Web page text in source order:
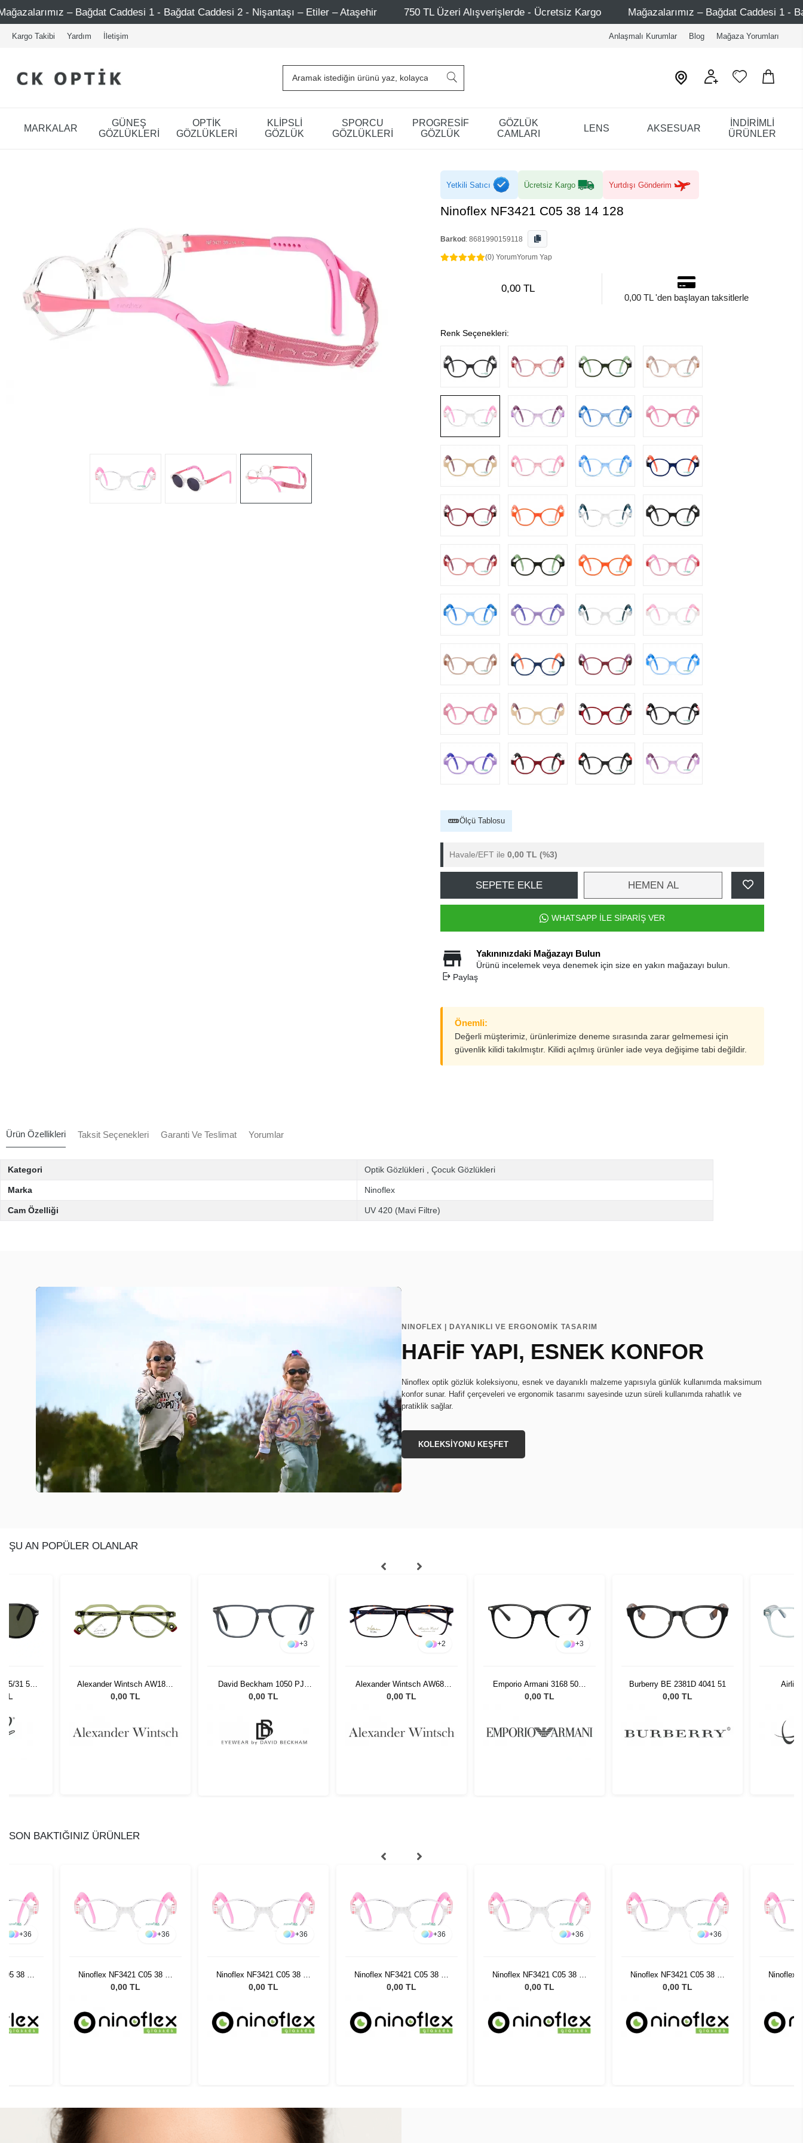
1 - Bağdat Caddesi 2 - Nişantaşı – Etiler – Ataşehir 750 TL Üzeri Alışverişlerde - Ücretsiz Kargo Mağazalarımız – Bağdat Caddesi 1 - Bağdat Caddesi 2 -
Kargo Takibi Yardım İletişim Anlaşmalı Kurumlar Blog Mağaza Yorumları
MARKALAR
GÜNEŞ
GÖZLÜKLERİ
OPTİK
GÖZLÜKLERİ
KLİPSLİ
GÖZLÜK
SPORCU
GÖZLÜKLERİ
PROGRESİF
GÖZLÜK
GÖZLÜK
CAMLARI
LENS AKSESUAR
İNDİRİMLİ
ÜRÜNLER
Yetkili Satıcı Ücretsiz Kargo Yurtdışı Gönderim
Ninoflex NF3421 C05 38 14 128
Barkod : 8681990159118
(0) YorumYorum Yap
0,00 TL
0,00 TL 'den başlayan taksitlerle
Renk Seçenekleri:
Ölçü Tablosu
Havale/EFT ile 0,00 TL (%3)
SEPETE EKLE HEMEN AL
WHATSAPP İLE SİPARİŞ VER
Yakınınızdaki Mağazayı Bulun
Ürünü incelemek veya denemek için size en yakın mağazayı bulun.
Paylaş
Önemli:
Değerli müşterimiz, ürünlerimize deneme sırasında zarar gelmemesi için
güvenlik kilidi takılmıştır. Kilidi açılmış ürünler iade veya değişime tabi değildir.
Ürün Özellikleri Taksit Seçenekleri Garanti Ve Teslimat Yorumlar
Kategori Optik Gözlükleri Çocuk Gözlükleri
Marka Ninoflex
Cam Özelliği UV 420 (Mavi Filtre)
NINOFLEX | DAYANIKLI VE ERGONOMİK TASARIM
HAFİF YAPI, ESNEK KONFOR
Ninoflex optik gözlük koleksiyonu, esnek ve dayanıklı malzeme yapısıyla günlük kullanımda maksimum
konfor sunar. Hafif çerçeveleri ve ergonomik tasarımı sayesinde uzun süreli kullanımda rahatlık ve
pratiklik sağlar.
KOLEKSİYONU KEŞFET
ŞU AN POPÜLER OLANLAR
95/31 55
TL
Alexander Wintsch AW1802
C4
0,00 TL
+3
David Beckham 1050 PJP
4920 75460
0,00 TL
+2
Alexander Wintsch AW681
C4
0,00 TL
+3
Emporio Armani 3168 5001
52
0,00 TL
Burberry BE 2381D 4041 51
0,00 TL
Airlite
SON BAKTIĞINIZ ÜRÜNLER
+36
38 14
+36
Ninoflex NF3421 C05 38 14
128
0,00 TL
+36
Ninoflex NF3421 C05 38 14
128
0,00 TL
+36
Ninoflex NF3421 C05 38 14
128
0,00 TL
+36
Ninoflex NF3421 C05 38 14
128
0,00 TL
+36
Ninoflex NF3421 C05 38 14
128
0,00 TL
Ninoflex